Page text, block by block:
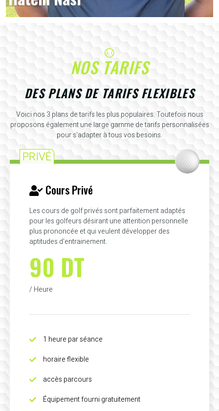
NOS TARIFS
DES PLANS DE TARIFS FLEXIBLES
Voici nos 3 plans de tarifs les plus populaires. Toutefois nous
proposons également une large gamme de tarifs personnalisées
pour s'adapter à tous vos besoins.
PRIVÉ
Cours Privé
Les cours de golf privés sont parfaitement adaptés
pour les golfeurs désirant une attention personnelle
plus prononcée et qui veulent développer des
aptitudes d'entrainement.
90 DT
/ Heure
1 heure par séance
horaire flexible
accès parcours
Équipement fourni gratuitement